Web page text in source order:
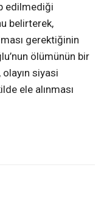
edilmediği
belirterek,
gerektiğinin
ölümünün bir
siyasi
ele alınması